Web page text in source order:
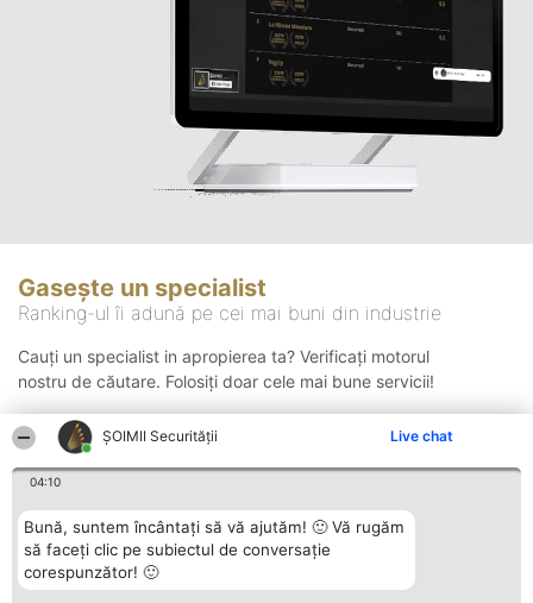
ȘOIMII Securității Live chat
04:10
Bună, suntem încântați să vă ajutăm! 🙂 Vă rugăm
să faceți clic pe subiectul de conversație
corespunzător! 🙂
Gasește un specialist
Ranking-ul îi adună pe cei mai buni din industrie
Cauți un specialist in apropierea ta? Verificați motorul
nostru de căutare. Folosiți doar cele mai bune servicii!